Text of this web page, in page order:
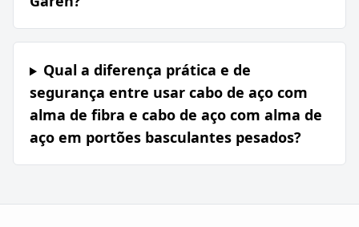
Qual a diferença prática e de
segurança entre usar cabo de aço com
alma de fibra e cabo de aço com alma de
aço em portões basculantes pesados?